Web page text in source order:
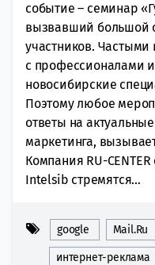
событие – семинар
вызвавший большой
участников. Частыми
с профессионалами
новосибирские
Поэтому любое
ответы на
маркетинга,
Компания RU-
Intelsib стремятся...
google Mail.Ru
интернет-реклама